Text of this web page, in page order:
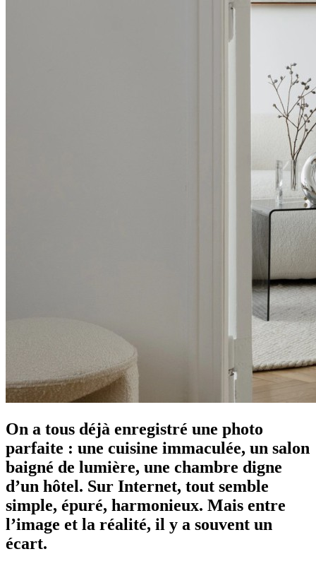
On a tous déjà enregistré une photo
parfaite : une cuisine immaculée, un salon
baigné de lumière, une chambre digne
d’un hôtel. Sur Internet, tout semble
simple, épuré, harmonieux. Mais entre
l’image et la réalité, il y a souvent un
écart.